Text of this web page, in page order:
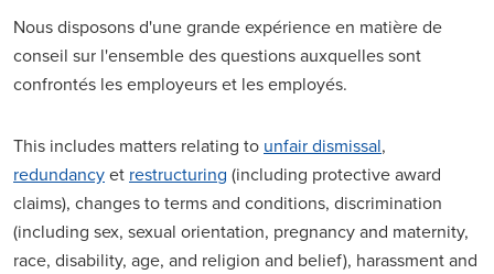
Nous disposons d'une grande expérience en matière de
conseil sur l'ensemble des questions auxquelles sont
confrontés les employeurs et les employés.
This includes matters relating to unfair dismissal,
redundancyet restructuring (including protective award
claims), changes to terms and conditions, discrimination
(including sex, sexual orientation, pregnancy and maternity,
race, disability, age, and religion and belief), harassment and